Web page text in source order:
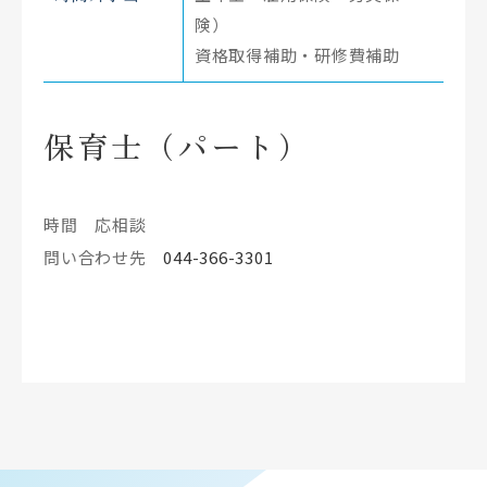
険）
資格取得補助・研修費補助
保育士（パート）
時間 応相談
問い合わせ先044-366-3301